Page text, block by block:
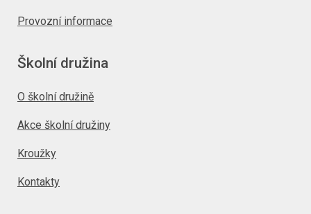
Provozní informace
Školní družina
O školní družině
Akce školní družiny
Kroužky
Kontakty